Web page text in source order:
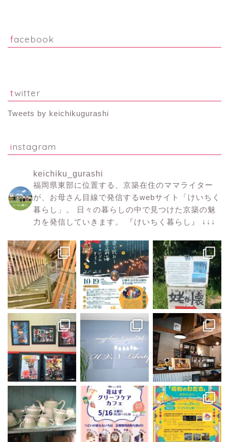
facebook
twitter
Tweets by keichikugurashi
instagram
keichiku_gurashi
福岡県東部に位置する、京築在住のママライター
が、お母さん目線で発信するwebサイト「けいちく
暮らし」。
日々の暮らしの中で見つけた京築の魅
力を発信していきます。
『けいちく暮らし』 ↓↓↓